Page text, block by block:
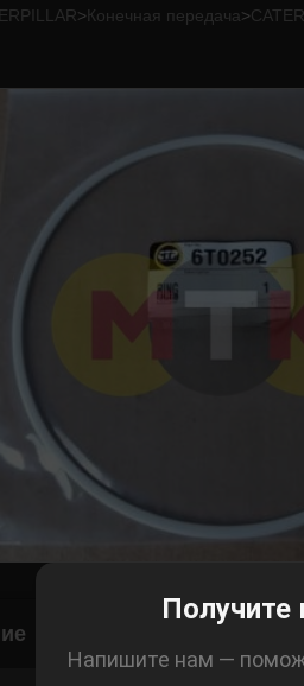
Получите
Напишите нам —
Корзина
>Конечная передача>